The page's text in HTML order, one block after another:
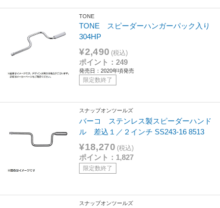
TONE
TONE スピーダーハンガーパック入り
304HP
¥2,490 (税込)
ポイント：249
発売日：2020年頃発売
限定数終了
スナップオンツールズ
バーコ ステンレス製スピーダーハンド
ル 差込１／２インチ SS243-16 8513
¥18,270 (税込)
ポイント：1,827
限定数終了
スナップオンツールズ